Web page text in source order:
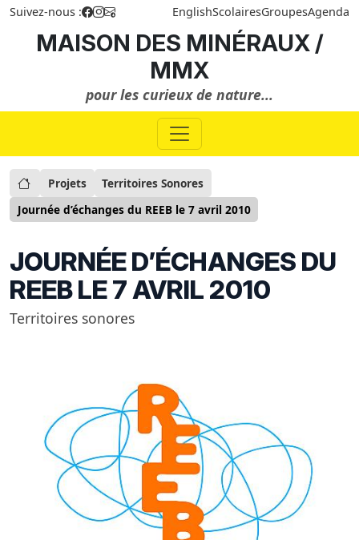
Suivez-nous : EnglishScolairesGroupesAgenda
MAISON DES MINÉRAUX /
MMX
pour les curieux de nature...
Projets
Territoires Sonores
Journée d’échanges du REEB le 7 avril 2010
JOURNÉE D’ÉCHANGES DU
REEB LE 7 AVRIL 2010
Territoires sonores